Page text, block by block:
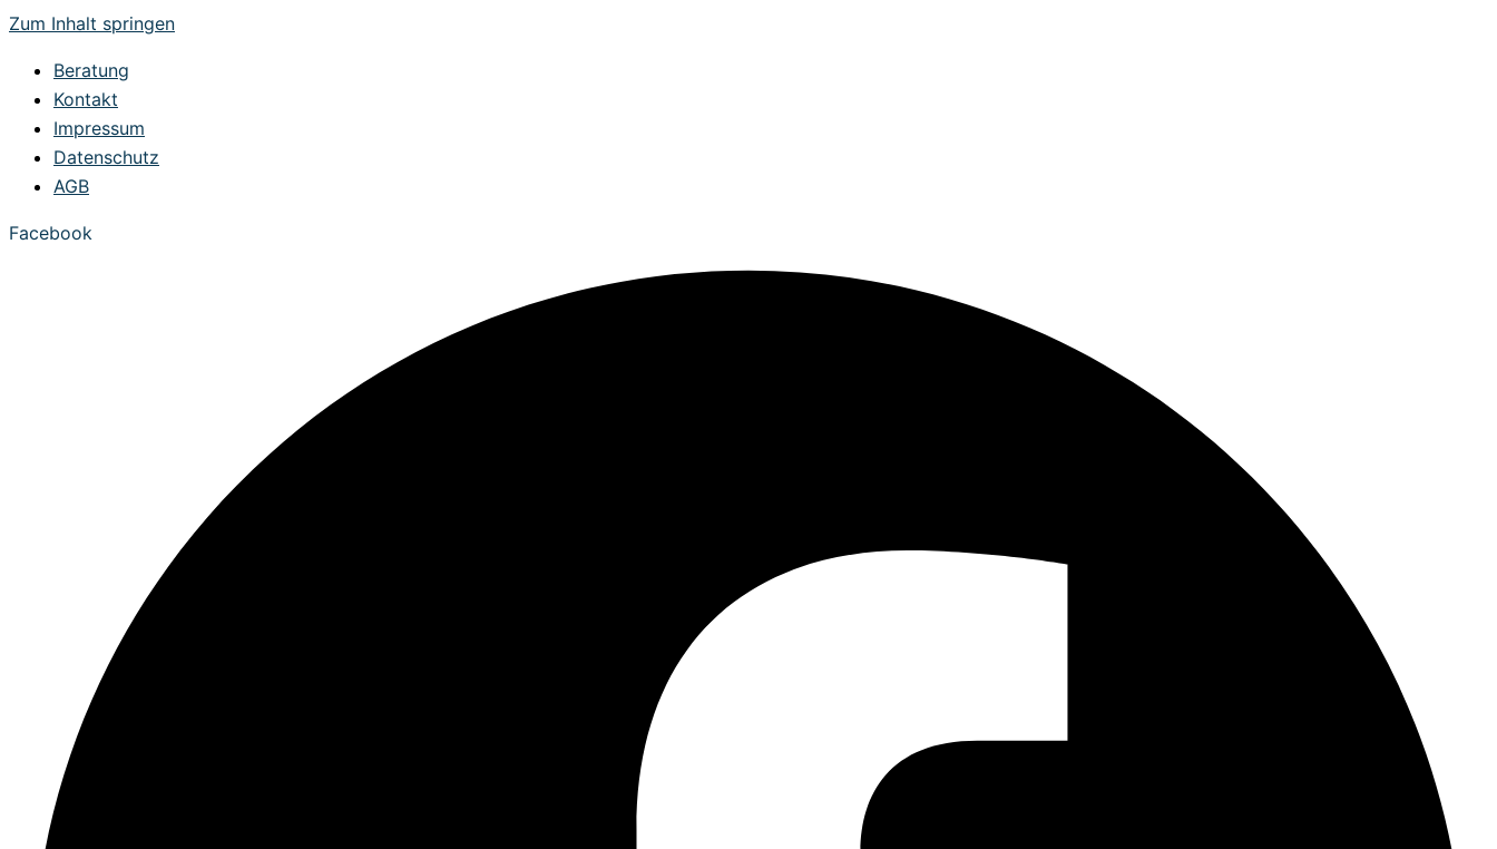
Zum Inhalt springen
Beratung
Kontakt
Impressum
Datenschutz
AGB
Facebook